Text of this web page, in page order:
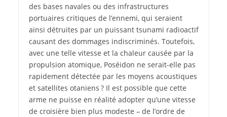
des bases navales ou des infrastructures
portuaires critiques de l’ennemi, qui seraient
ainsi détruites par un puissant tsunami radioactif
causant des dommages indiscriminés. Toutefois,
avec une telle vitesse et la chaleur causée par la
propulsion atomique, Poséidon ne serait-elle pas
rapidement détectée par les moyens acoustiques
et satellites otaniens ? Il est possible que cette
arme ne puisse en réalité adopter qu’une vitesse
de croisière bien plus modeste – de l’ordre de